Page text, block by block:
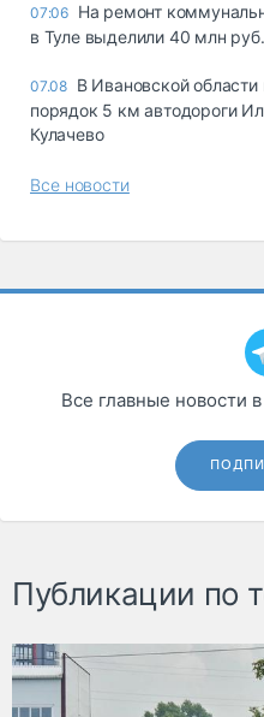
07:06 На ремонт
в Туле выделили 40 млн руб.
07.08 В Ивановской
порядок 5 км автодороги
Кулачево
Все новости
Все главные новости
Публикации по